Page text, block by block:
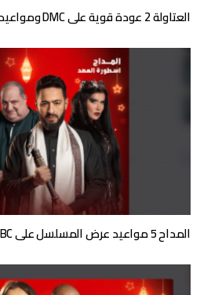
العتاولة 2 عودة قوية على DMC ومواعيد العرض
المداح 5 مواعيد عرض المسلسل على MBC مصر